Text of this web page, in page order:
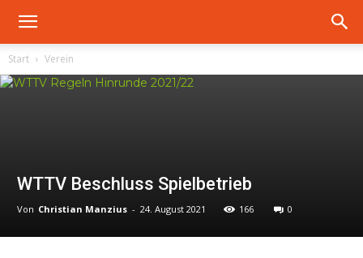
Start Verein
WTTV Beschluss Spielbetrieb
Von Christian Manzius - 24. August 2021 166 0